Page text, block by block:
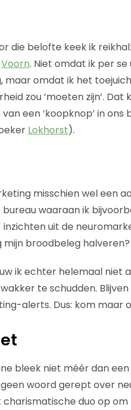
die belofte keek ik
Voorn. Niet omdat ik per
omdat ik het
zou ‘moeten zijn’. Dat
een ‘koopknop’ in ons
Lokhorst).
misschien wel een
waaraan ik
uit de
broodbeleg halveren?
ik echter helemaal niet
te schudden.
alerts. Dus: kom maar
bleek niet méér dan
woord gerept over
charismatische duo op